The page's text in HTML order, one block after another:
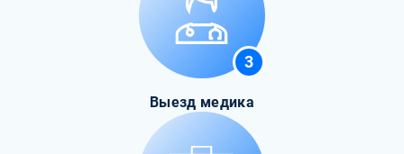
3
Выезд медика